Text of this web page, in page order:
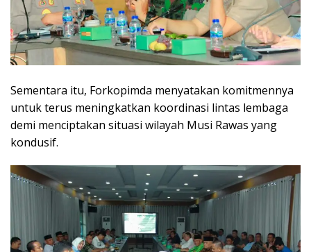
Sementara itu, Forkopimda menyatakan komitmennya
untuk terus meningkatkan koordinasi lintas lembaga
demi menciptakan situasi wilayah Musi Rawas yang
kondusif.